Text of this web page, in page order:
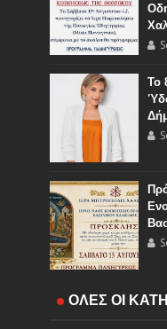
Το
Ο
ΟΛΕΣ ΟΙ